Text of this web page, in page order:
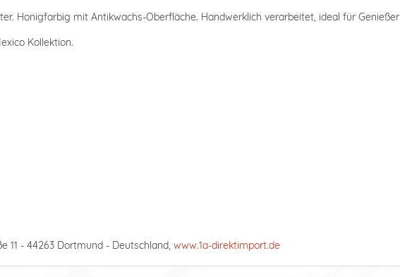
Honigfarbig mit Antikwachs-Oberfläche. Handwerklich verarbeitet, ideal für
Kollektion.
11 - 44263 Dortmund - Deutschland, www.1a-direktimport.de